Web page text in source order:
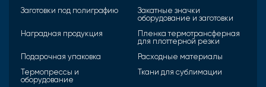
Заготовки под полиграфию
Закатные значки
оборудование и заготовки
Наградная продукция
Пленка термотрансферная
для плоттерной резки
Подарочная упаковка
Расходные материалы
Термопрессы и
оборудование
Ткани для сублимации